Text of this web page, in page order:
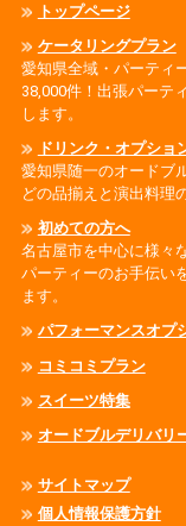
トップページ
ケータリングプラン
愛知県全域・パーティ
38,000件！出張パーテ
します。
ドリンク・オプショ
愛知県随一のオードブ
どの品揃えと演出料理
初めての方へ
名古屋市を中心に様々
パーティーのお手伝い
ます。
パフォーマンスオプ
コミコミプラン
スイーツ特集
オードブルデリバリ
サイトマップ
個人情報保護方針